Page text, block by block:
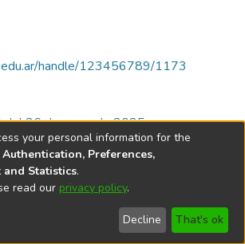
handle/123456789/1173
26 de mayo de 2025
Nacional de Córdoba
your personal information for the
Authentication, Preferences,
Statistics.
read our privacy policy.
Decline That's ok